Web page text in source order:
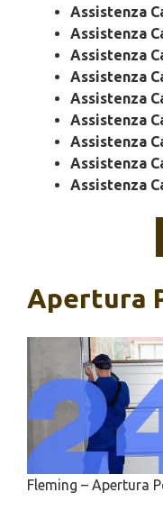
Assistenza
Assistenza
Assistenza
Assistenza
Assistenza
Assistenza
Assistenza
Assistenza
Assistenza
Apertura
Fleming – Apertura